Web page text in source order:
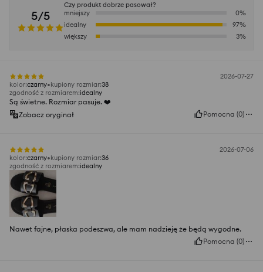
5/5
Czy produkt dobrze pasował?
mniejszy
0%
idealny
97%
większy
3%
2026-07-27
kolor:czarny kupiony rozmiar:38
zgodność z rozmiarem:idealny
Są świetne. Rozmiar pasuje. ❤️
Zobacz oryginał
Pomocna (0)
2026-07-06
kolor:czarny kupiony rozmiar:36
zgodność z rozmiarem:idealny
Nawet fajne, płaska podeszwa, ale mam nadzieję że będą wygodne.
Pomocna (0)